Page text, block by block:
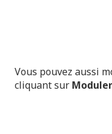
Vous pouvez aussi
cliquant sur